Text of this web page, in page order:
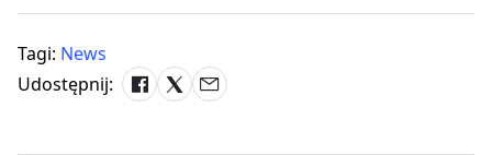
Tagi: News
Udostępnij: